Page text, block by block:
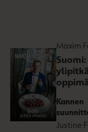
Maxim
Suomi:
Kannen
Justine